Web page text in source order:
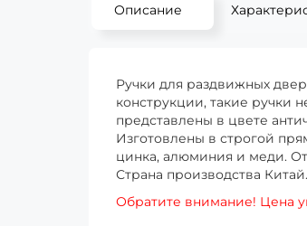
Описание
Ручки для раздвижных
конструкции, такие ручки
представлены в цвете
Изготовлены в строгой
цинка, алюминия и меди.
Страна производства Китай.
Обратите внимание! Цена